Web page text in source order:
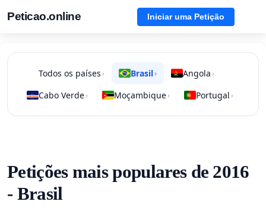
Peticao.online Iniciar uma Petição
Todos os países › Brasil› Angola ›
Cabo Verde› Moçambique› Portugal ›
Petições mais populares de 2016
- Brasil